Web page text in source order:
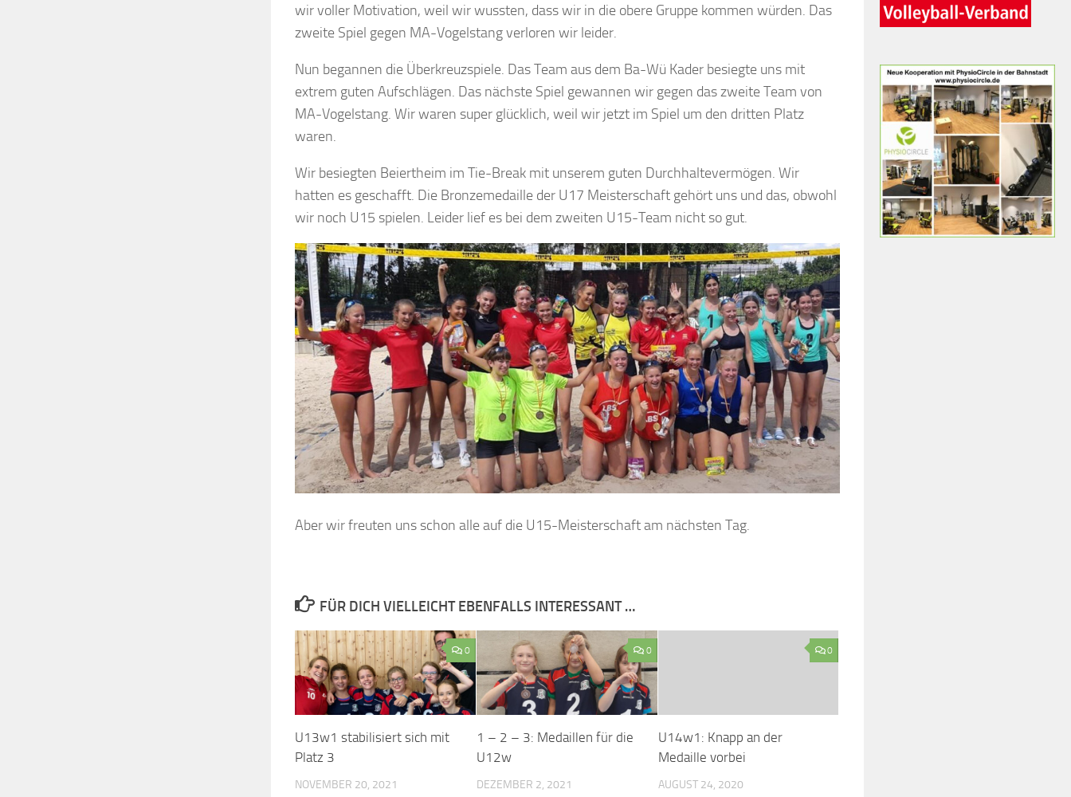
wir voller Motivation, weil wir wussten, dass wir in die obere Gruppe kommen würden. Das
zweite Spiel gegen MA-Vogelstang verloren wir leider.
Nun begannen die Überkreuzspiele. Das Team aus dem Ba-Wü Kader besiegte uns mit
extrem guten Aufschlägen. Das nächste Spiel gewannen wir gegen das zweite Team von
MA-Vogelstang. Wir waren super glücklich, weil wir jetzt im Spiel um den dritten Platz
waren.
Wir besiegten Beiertheim im Tie-Break mit unserem guten Durchhaltevermögen. Wir
hatten es geschafft. Die Bronzemedaille der U17 Meisterschaft gehört uns und das, obwohl
wir noch U15 spielen. Leider lief es bei dem zweiten U15-Team nicht so gut.
Aber wir freuten uns schon alle auf die U15-Meisterschaft am nächsten Tag.
FÜR DICH VIELLEICHT EBENFALLS INTERESSANT …
0
U13w1 stabilisiert sich mit
Platz 3
NOVEMBER 20, 2021
0
1 – 2 – 3: Medaillen für die
U12w
DEZEMBER 2, 2021
0
U14w1: Knapp an der
Medaille vorbei
AUGUST 24, 2020